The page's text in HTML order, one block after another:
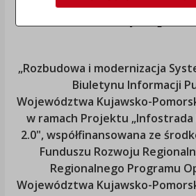
„Rozbudowa i modernizacja
Biuletynu Informacji
Województwa Kujawsko-
w ramach Projektu „Infostrada
2.0", współfinansowana ze
Funduszu Rozwoju
Regionalnego Programu
Województwa Kujawsko-